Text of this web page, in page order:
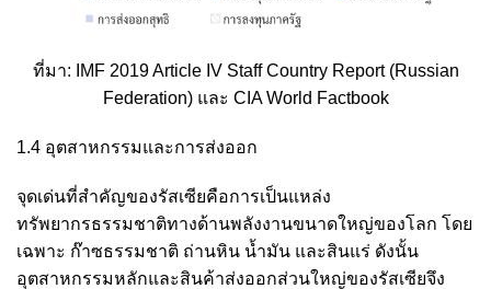
ที่มา: IMF 2019 Article IV Staff Country Report (Russian
Federation) และ CIA World Factbook
1.4 อุตสาหกรรมและการส่งออก
จุดเด่นที่สำคัญของรัสเซียคือการเป็นแหล่ง
ทรัพยากรธรรมชาติทางด้านพลังงานขนาดใหญ่ของโลก โดย
เฉพาะ ก๊าซธรรมชาติ ถ่านหิน น้ำมัน และสินแร่ ดังนั้น
อุตสาหกรรมหลักและสินค้าส่งออกส่วนใหญ่ของรัสเซียจึง